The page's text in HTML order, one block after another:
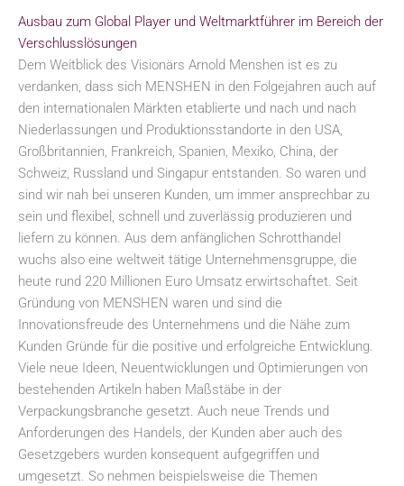
Ausbau zum Global Player und Weltmarktführer im Bereich der
Verschlusslösungen
Dem Weitblick des Visionärs Arnold Menshen ist es zu
verdanken, dass sich MENSHEN in den Folgejahren auch auf
den internationalen Märkten etablierte und nach und nach
Niederlassungen und Produktionsstandorte in den USA,
Großbritannien, Frankreich, Spanien, Mexiko, China, der
Schweiz, Russland und Singapur entstanden. So waren und
sind wir nah bei unseren Kunden, um immer ansprechbar zu
sein und flexibel, schnell und zuverlässig produzieren und
liefern zu können. Aus dem anfänglichen Schrotthandel
wuchs also eine weltweit tätige Unternehmensgruppe, die
heute rund 220 Millionen Euro Umsatz erwirtschaftet. Seit
Gründung von MENSHEN waren und sind die
Innovationsfreude des Unternehmens und die Nähe zum
Kunden Gründe für die positive und erfolgreiche Entwicklung.
Viele neue Ideen, Neuentwicklungen und Optimierungen von
bestehenden Artikeln haben Maßstäbe in der
Verpackungsbranche gesetzt. Auch neue Trends und
Anforderungen des Handels, der Kunden aber auch des
Gesetzgebers wurden konsequent aufgegriffen und
umgesetzt. So nehmen beispielsweise die Themen